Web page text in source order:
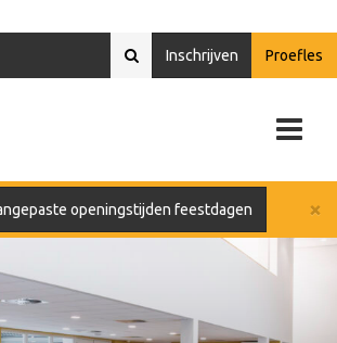
Inschrijven Proefles
×
openingstijden feestdagen